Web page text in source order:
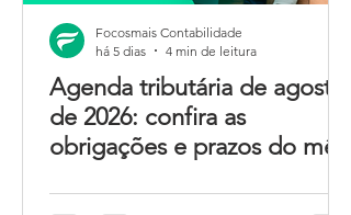
Agenda tributária de agosto
de 2026: confira as
obrigações e prazos do mês
Focosmais Contabilidade
há 5 dias
4 min de leitura